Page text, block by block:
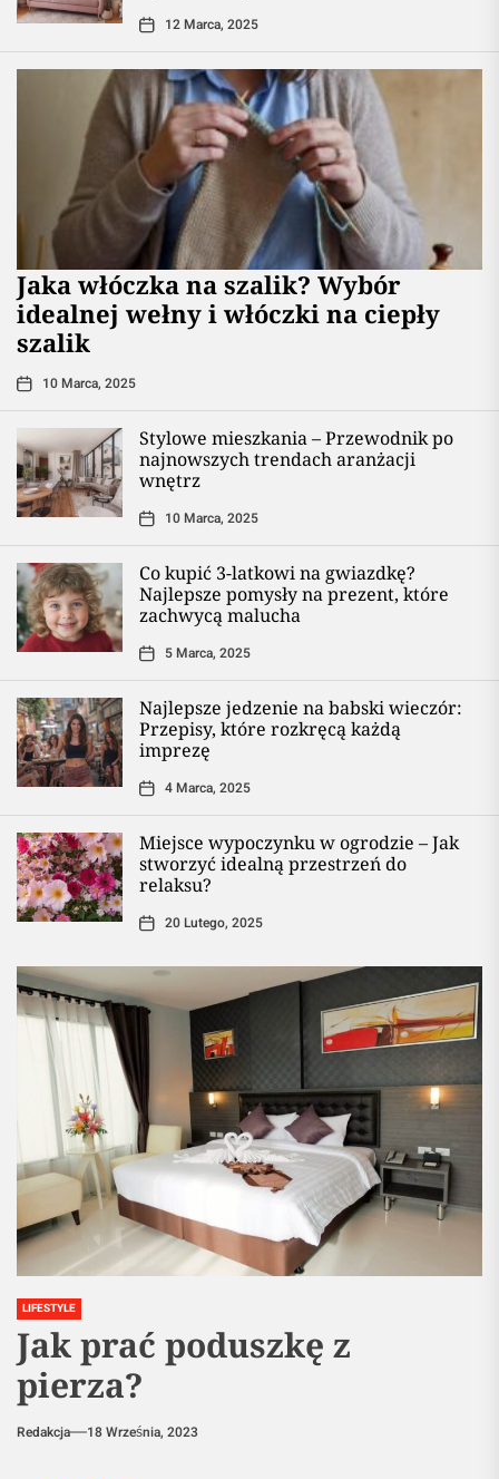
12 Marca, 2025
Jaka włóczka na szalik? Wybór
idealnej wełny i włóczki na ciepły
szalik
10 Marca, 2025
Stylowe mieszkania – Przewodnik po
najnowszych trendach aranżacji
wnętrz
10 Marca, 2025
Co kupić 3-latkowi na gwiazdkę?
Najlepsze pomysły na prezent, które
zachwycą malucha
5 Marca, 2025
Najlepsze jedzenie na babski wieczór:
Przepisy, które rozkręcą każdą
imprezę
4 Marca, 2025
Miejsce wypoczynku w ogrodzie – Jak
stworzyć idealną przestrzeń do
relaksu?
20 Lutego, 2025
LIFESTYLE
Jak prać poduszkę z
pierza?
Redakcja 18 Września, 2023